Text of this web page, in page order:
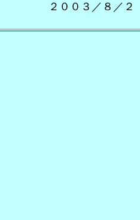
２００３／８／２